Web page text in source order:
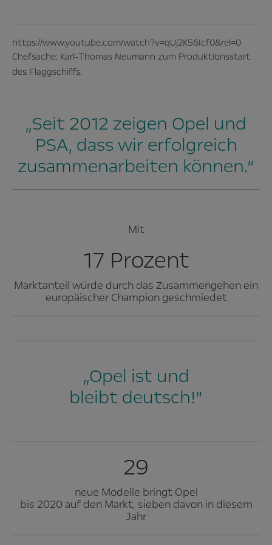
https://www.youtube.com/watch?v=qUj2K56Icf0&rel=0
Chefsache: Karl-Thomas Neumann zum Produktionsstart
des Flaggschiffs.
„Seit 2012 zeigen Opel und
PSA, dass wir erfolgreich
zusammenarbeiten können.“
Mit
17 Prozent
Marktanteil würde durch das Zusammengehen ein
europäischer Champion geschmiedet
„Opel ist und
bleibt deutsch!“
29
neue Modelle bringt Opel
bis 2020 auf den Markt, sieben davon in diesem
Jahr